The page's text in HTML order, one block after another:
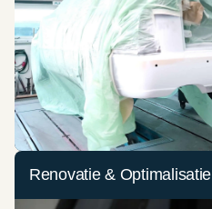
Renovatie & Optimalisatie